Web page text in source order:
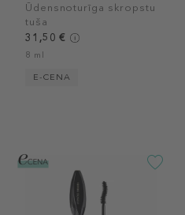
Ūdensnoturīga skropstu
tuša
31,50 €
8 ml
E-CENA